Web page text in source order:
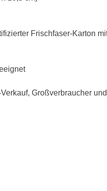
Frischfaser-Karton
Großverbraucher